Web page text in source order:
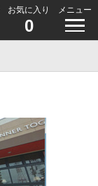
お気に入り
0
メニュー